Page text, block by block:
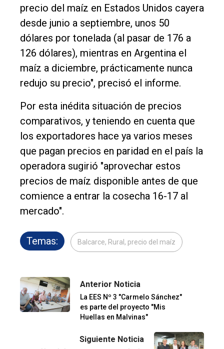
precio del maíz en Estados Unidos cayera
desde junio a septiembre, unos 50
dólares por tonelada (al pasar de 176 a
126 dólares), mientras en Argentina el
maíz a diciembre, prácticamente nunca
redujo su precio", precisó el informe.
Por esta inédita situación de precios
comparativos, y teniendo en cuenta que
los exportadores hace ya varios meses
que pagan precios en paridad en el país la
operadora sugirió "aprovechar estos
precios de maíz disponible antes de que
comience a entrar la cosecha 16-17 al
mercado".
Temas: Balcarce, Rural, precio del maíz
Anterior Noticia
La EES Nº 3 "Carmelo Sánchez"
es parte del proyecto "Mis
Huellas en Malvinas"
Siguiente Noticia